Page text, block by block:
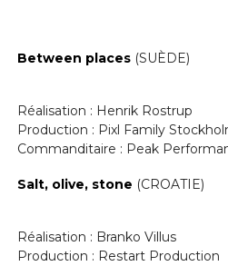
Between places (SUÈDE)
Réalisation : Henrik Rostrup
Production : Pixl Family
Commanditaire : Peak
Salt, olive, stone (CROATIE)
Réalisation : Branko Villus
Production : Restart Production